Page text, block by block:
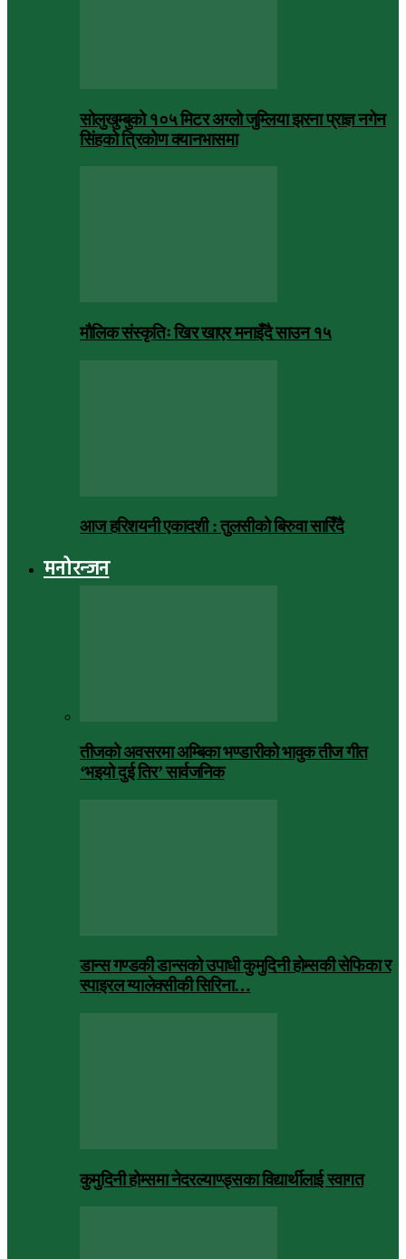
सोलुखुम्बुको १०५ मिटर अग्लो जुम्लिया झरना प्राज्ञ नगेन
सिंहको त्रिकोण क्यानभासमा
मौलिक संस्कृतिः खिर खाएर मनाइँदै साउन १५
आज हरिशयनी एकादशी : तुलसीको बिरुवा सारिँदै
मनोरन्जन
तीजको अवसरमा अम्बिका भण्डारीको भावुक तीज गीत
‘भइयो दुई तिर’ सार्वजनिक
डान्स गण्डकी डान्सको उपाधी कुमुदिनी होम्सकी सेफिका र
स्पाइरल ग्यालेक्सीकी सिरिना…
कुमुदिनी होम्समा नेदरल्याण्ड्सका विद्यार्थीलाई स्वागत